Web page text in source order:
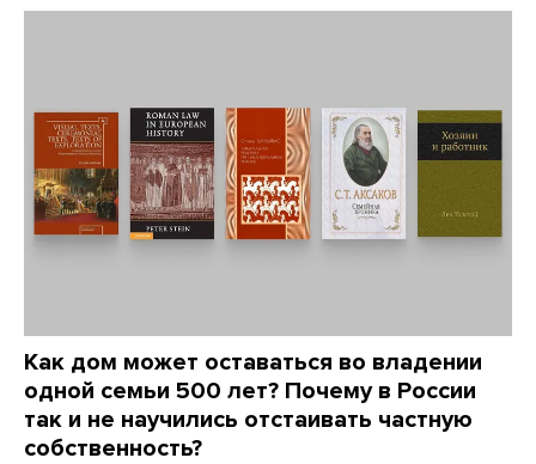
Как дом может оставаться во владении
одной семьи 500 лет? Почему в России
так и не научились отстаивать частную
собственность?